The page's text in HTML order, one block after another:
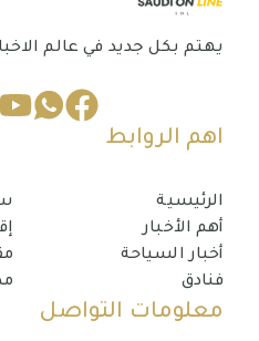
يهتم بكل جديد في عالم
اهم الروابط
الرئيسية
أهم الأخبار
أخبار السياحة
فنادق
معلومات التواصل